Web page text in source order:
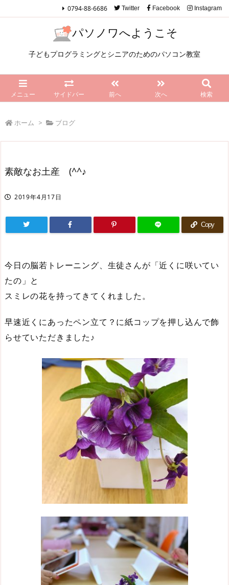
パソノワへようこそ
子どもプログラミングとシニアのためのパソコン教室
メニュー サイドバー 前へ 次へ 検索
0794-88-6686 Twitter Facebook Instagram
ホーム > ブログ
素敵なお土産 (^^♪
2019年4月17日
Copy
今日の脳若トレーニング、生徒さんが「近くに咲いてい
たの」と
スミレの花を持ってきてくれました。
早速近くにあったペン立て？に紙コップを押し込んで飾
らせていただきました♪